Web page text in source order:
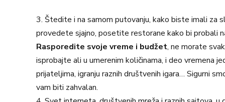
3. Štedite i na samom putovanju, kako biste imali za
provedete sjajno, posetite restorane kako bi probali
Rasporedite svoje vreme i budžet, ne morate
isprobajte ali u umerenim količinama, i deo vremena
prijateljima, igranju raznih društvenih igara… Sigurni
vam biti zahvalan.